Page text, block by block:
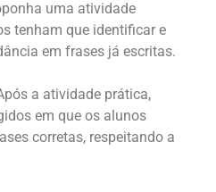
uma atividade
tenham que identificar e
em frases já escritas.
a atividade prática,
em que os alunos
corretas, respeitando a